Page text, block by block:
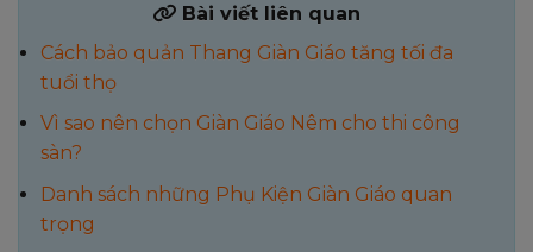
Bài viết liên quan
Cách bảo quản Thang Giàn Giáo tăng tối đa
tuổi thọ
Vì sao nên chọn Giàn Giáo Nêm cho thi công
sàn?
Danh sách những Phụ Kiện Giàn Giáo quan
trọng